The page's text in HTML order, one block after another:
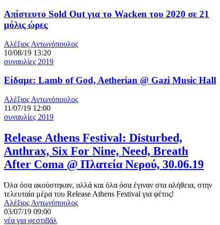
Απίστευτο Sold Οut για το Wacken του 2020 σε 21
μόλις ώρες
Αλέξιος Αντωνόπουλος
10/08/19 13:20
συναυλίες 2019
Είδαμε: Lamb of God, Aetherian @ Gazi Music Hall
Αλέξιος Αντωνόπουλος
11/07/19 12:00
συναυλίες 2019
Release Athens Festival: Disturbed,
Anthrax, Six For Nine, Need, Breath
After Coma @ Πλατεία Νερού, 30.06.19
Όλα όσα ακούστηκαν, αλλά και όλα όσα έγιναν στα αλήθεια, στην
τελευταία μέρα του Release Athens Festival για φέτος!
Αλέξιος Αντωνόπουλος
03/07/19 09:00
νέα για φεστιβάλ